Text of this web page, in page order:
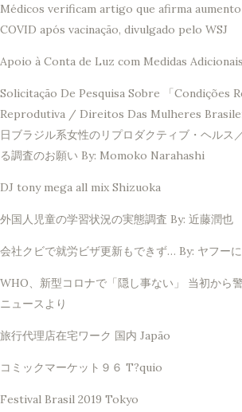
Médicos verificam artigo que afirma
COVID após vacinação, divulgado pelo WSJ
Apoio à Conta de Luz com Medidas
Solicitação De Pesquisa Sobre 「Condições
Reprodutiva / Direitos Das Mulheres
日ブラジル系女性のリプロダクティブ・ヘルス
る調査のお願い By: Momoko Narahashi
DJ tony mega all mix Shizuoka
外国人児童の学習状況の実態調査 By: 近藤潤也
会社クビで就労ビザ更新もできず… By: ヤフー
WHO、新型コロナで「隠し事ない」 当初から
ニュースより
旅行代理店在宅ワーク 国内 Japão
コミックマーケット９６ T?quio
Festival Brasil 2019 Tokyo